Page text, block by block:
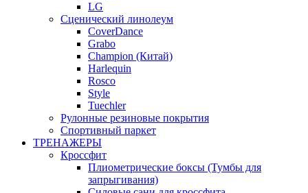
LG
Сценический линолеум
CoverDance
Grabo
Champion (Китай)
Harlequin
Rosco
Style
Tuechler
Рулонные резиновые покрытия
Спортивный паркет
ТРЕНАЖЕРЫ
Кроссфит
Плиометрические боксы (Тумбы для
запрыгивания)